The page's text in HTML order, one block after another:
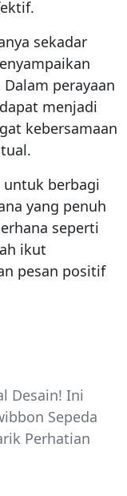
sekadar
perayaan
menjadi
kebersamaan
berbagi
yang penuh
seperti
ikut
pesan positif
Desain! Ini
Sepeda
Perhatian